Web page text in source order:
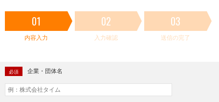
01
内容入力
02
入力確認
03
送信の完了
必須 企業・団体名